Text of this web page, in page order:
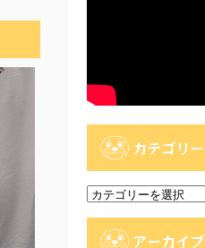
カテゴリー
カ
アーカイブ